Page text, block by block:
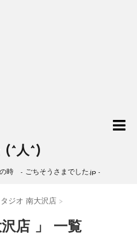
(^人^)
時 - ごちそうさまでした.jp -
タジオ 南大沢店 >
沢店 」 一覧